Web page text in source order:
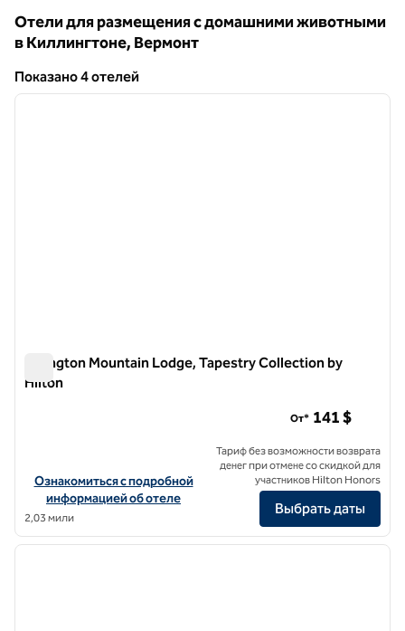
Отели для размещения с домашними животными
в Киллингтоне, Вермонт
Показанo 4 отелей
Показанo 4 отелей
1 из 12
Killington Mountain Lodge, Tapestry Collection by
Hilton
Посмотреть информацию об отеле Killington Mountain Lodge,
Ознакомиться с подробной
информацией об отеле
2,03 мили
От* 141 $
Тариф без возможности возврата
денег при отмене со скидкой для
участников Hilton Honors
Выбрать даты
1/12
1 из 12